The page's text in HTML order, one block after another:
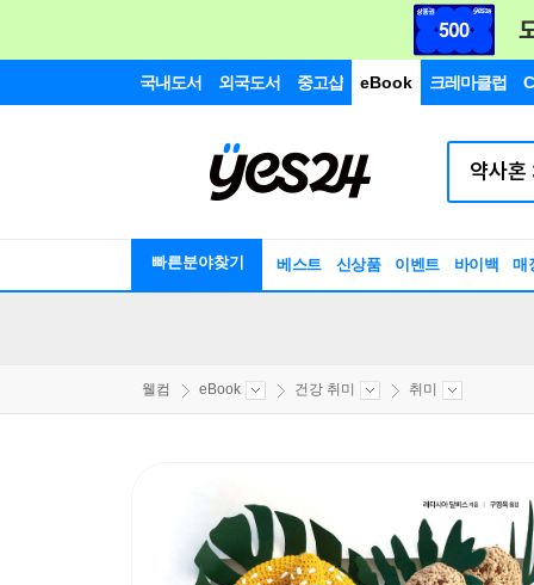
국내도서 외국도서 중고샵 eBook 크레마클럽
빠른분야찾기 베스트 신상품 이벤트 바이백 매
웰컴 eBook 건강 취미 취미